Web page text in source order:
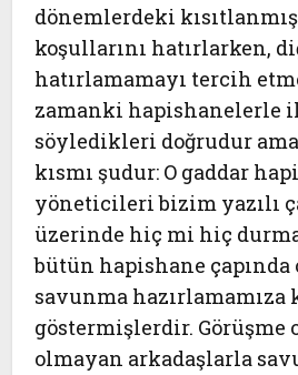
dönemlerdeki
koşullarını hatırlarken,
hatırlamamayı tercih
zamanki hapishanelerle
söyledikleri doğrudur
kısmı şudur: O gaddar
yöneticileri bizim yazılı
üzerinde hiç mi hiç
bütün hapishane
savunma hazırlamamıza
göstermişlerdir. Görüşme
olmayan arkadaşlarla